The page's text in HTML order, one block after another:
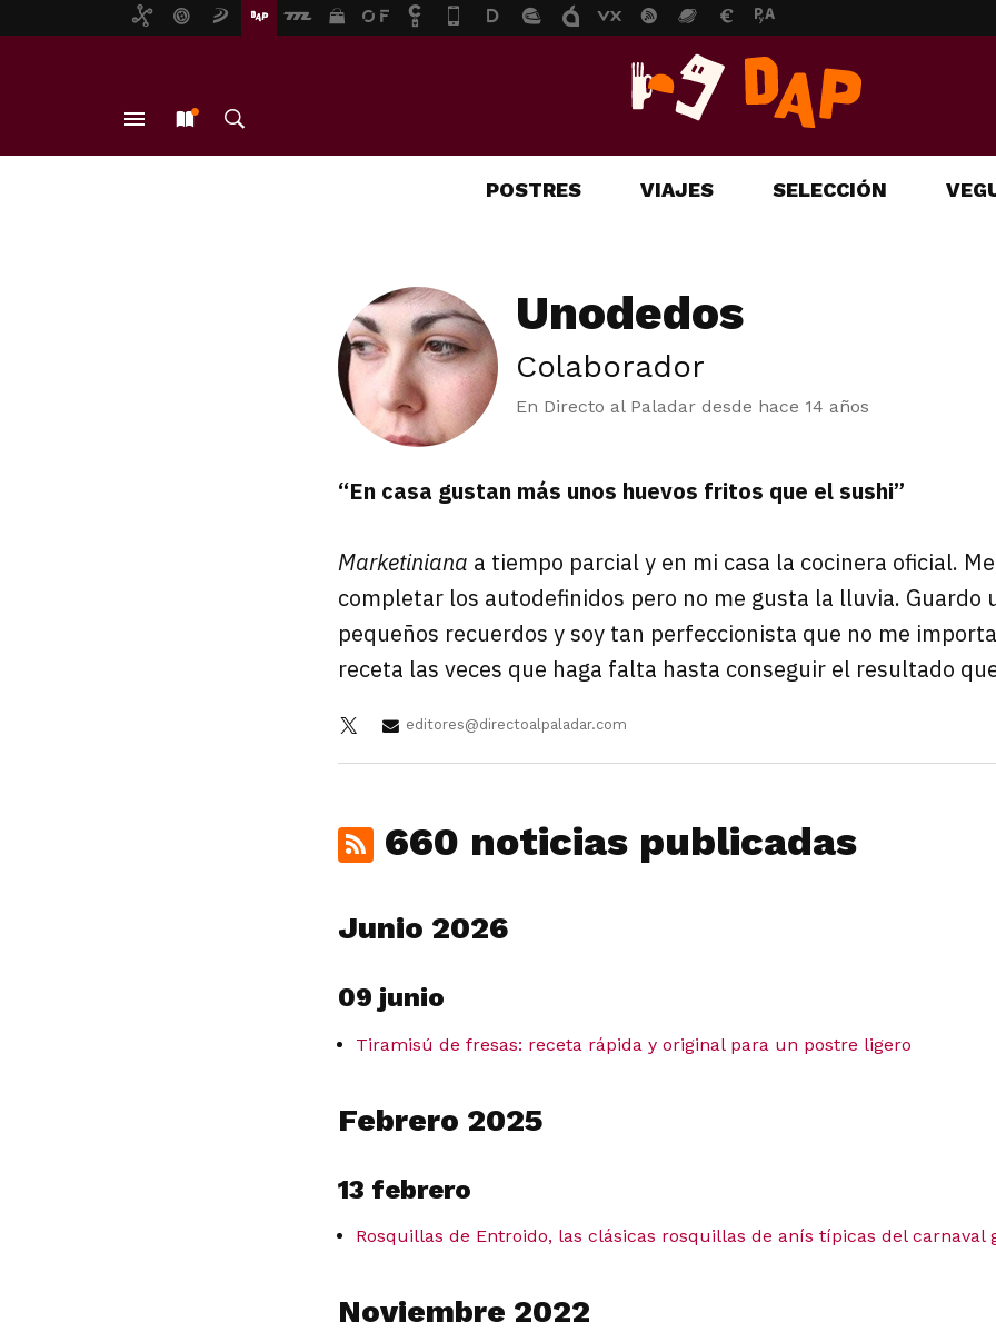
POSTRES VIAJES SELECCIÓN
Unodedos
Colaborador
En Directo al Paladar desde hace 14 años
“En casa gustan más unos huevos fritos que el sushi”
Marketiniana a tiempo parcial y en mi casa la cocinera oficial.
completar los autodefinidos pero no me gusta la lluvia. Guardo
pequeños recuerdos y soy tan perfeccionista que no me
receta las veces que haga falta hasta conseguir el resultado
editores@directoalpaladar.com
660 noticias publicadas
Junio 2026
09 junio
Tiramisú de fresas: receta rápida y original para un postre ligero
Febrero 2025
13 febrero
Rosquillas de Entroido, las clásicas rosquillas de anís típicas del carnaval
Noviembre 2022